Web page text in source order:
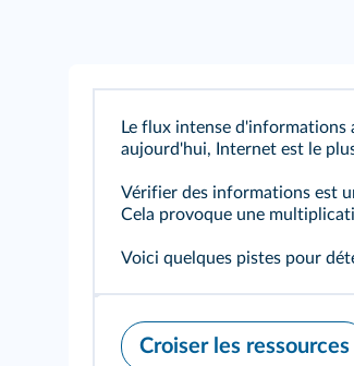
Le flux intense d'informations
aujourd'hui, Internet est le
Vérifier des informations est
Cela provoque une
Voici quelques pistes pour
Croiser les ressources